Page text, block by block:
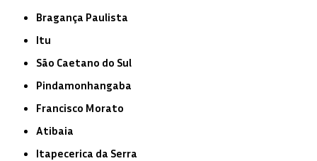
Bragança Paulista
Itu
São Caetano do Sul
Pindamonhangaba
Francisco Morato
Atibaia
Itapecerica da Serra